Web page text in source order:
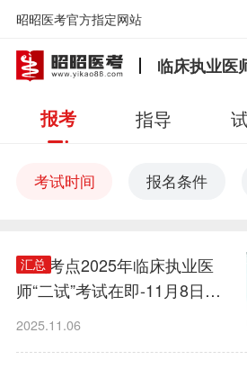
昭昭医考官方指定网站
临床执业医
报考 指导
考试时间 报名条件
汇总
温州考点2025年临床执业医
师“二试”考试在即-11月8日至9
2025.11.06